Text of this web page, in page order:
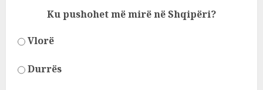
Ku pushohet më mirë në Shqipëri?
Vlorë
Durrës